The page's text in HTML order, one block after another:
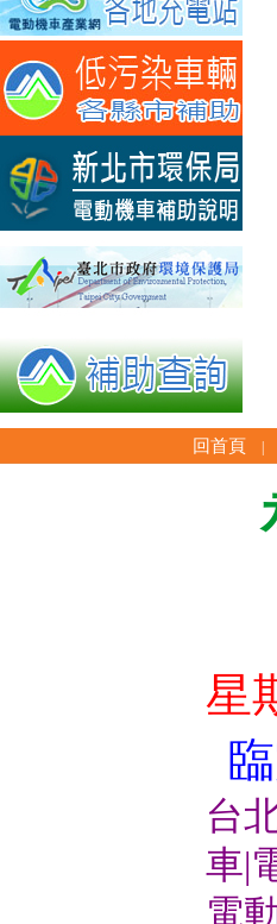
回首頁 |
星
台
車|
電